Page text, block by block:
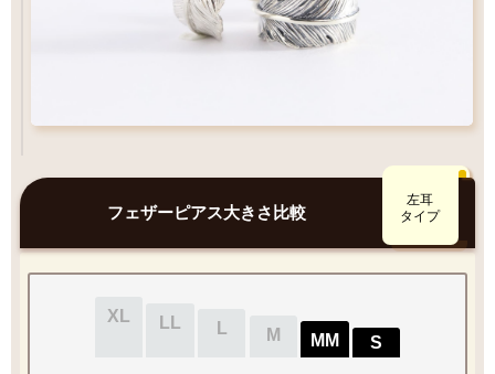
フェザーピアス大きさ比較
左耳
タイプ
XL LL L M MM S